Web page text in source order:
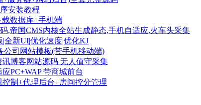
安装教程
载数据库+手机端
,帝国CMS内核全站生成静态,手机自适应,火车头采集
全新UI|优化速度|优化KJ
公司网站模板(带手机移动端)
讯博客网站源码 无人值守采集
PC+WAP 带商城前台
制+代理后台+房间控分管理